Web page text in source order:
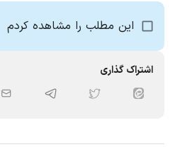
این مطلب را مشاهده کردم
اشتراک گذاری